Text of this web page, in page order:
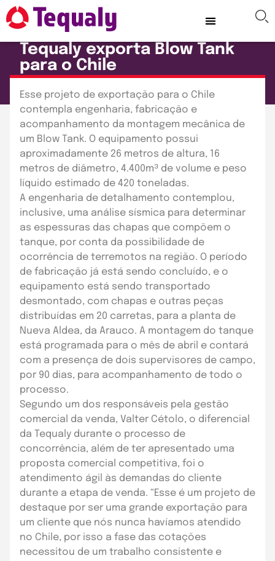
Tequaly exporta Blow Tank
para o Chile
Publicado em: 23 de fevereiro de 2018
Esse projeto de exportação para o Chile
contempla engenharia, fabricação e
acompanhamento da montagem mecânica de
um Blow Tank. O equipamento possui
aproximadamente 26 metros de altura, 16
metros de diâmetro, 4.400m³ de volume e peso
líquido estimado de 420 toneladas.
A engenharia de detalhamento contemplou,
inclusive, uma análise sísmica para determinar
as espessuras das chapas que compõem o
tanque, por conta da possibilidade de
ocorrência de terremotos na região. O período
de fabricação já está sendo concluído, e o
equipamento está sendo transportado
desmontado, com chapas e outras peças
distribuídas em 20 carretas, para a planta de
Nueva Aldea, da Arauco. A montagem do tanque
está programada para o mês de abril e contará
com a presença de dois supervisores de campo,
por 90 dias, para acompanhamento de todo o
processo.
Segundo um dos responsáveis pela gestão
comercial da venda, Valter Cétolo, o diferencial
da Tequaly durante o processo de
concorrência, além de ter apresentado uma
proposta comercial competitiva, foi o
atendimento ágil às demandas do cliente
durante a etapa de venda. “Esse é um projeto de
destaque por ser uma grande exportação para
um cliente que nós nunca havíamos atendido
no Chile, por isso a fase das cotações
necessitou de um trabalho consistente e